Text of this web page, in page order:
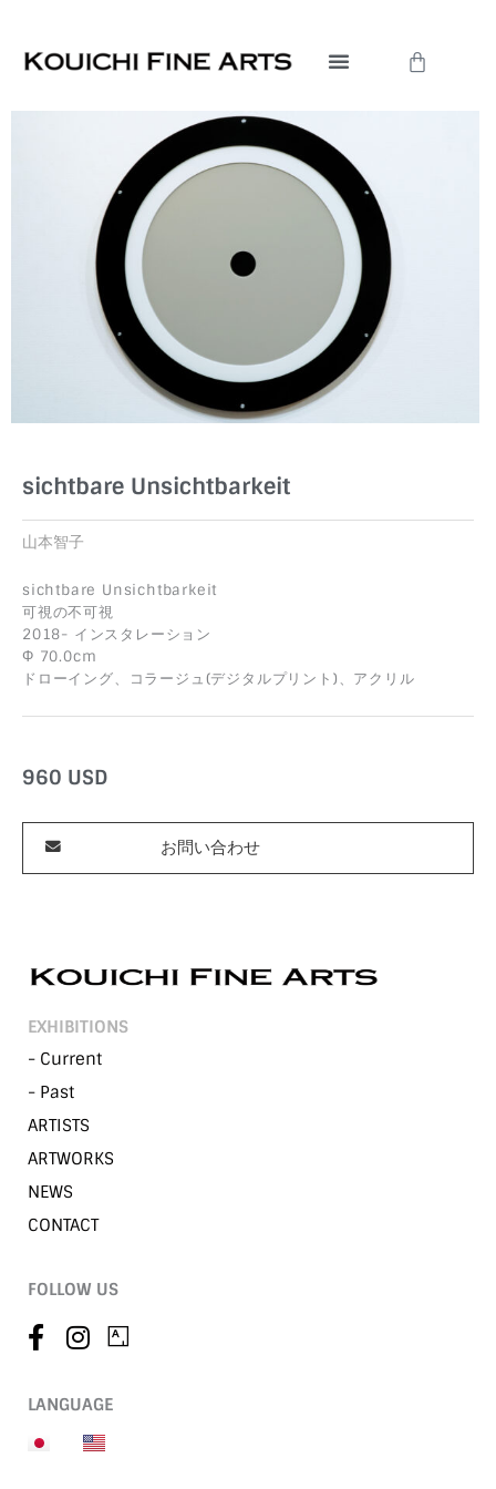
Cart
sichtbare Unsichtbarkeit
山本智子
sichtbare Unsichtbarkeit
可視の不可視
2018- インスタレーション
Φ 70.0cm
ドローイング、コラージュ(デジタルプリント)、アクリル
960 USD
お問い合わせ
EXHIBITIONS
- Current
- Past
ARTISTS
ARTWORKS
NEWS
CONTACT
FOLLOW US
LANGUAGE